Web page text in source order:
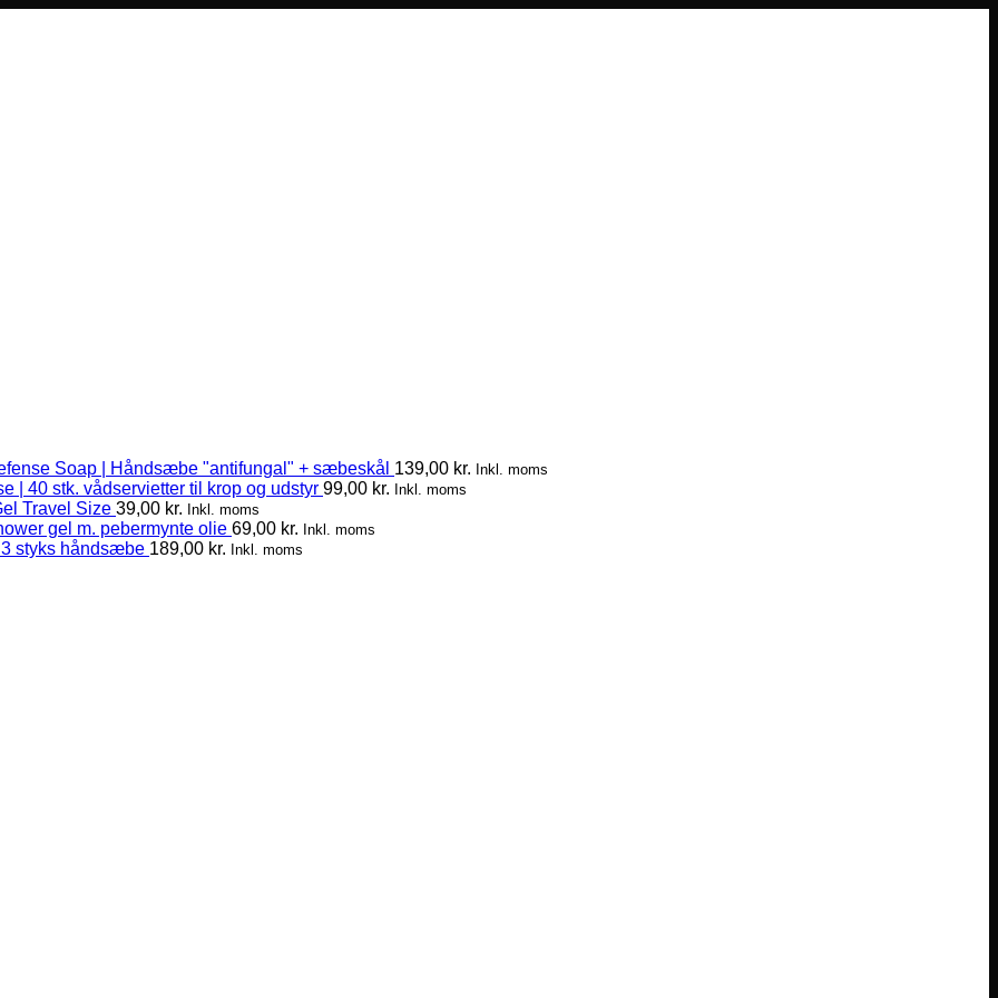
Soap | Håndsæbe "antifungal" + sæbeskål 139,00 kr. Inkl. moms
| 40 stk. vådservietter til krop og udstyr 99,00 kr. Inkl. moms
Travel Size 39,00 kr. Inkl. moms
gel m. pebermynte olie 69,00 kr. Inkl. moms
styks håndsæbe 189,00 kr. Inkl. moms